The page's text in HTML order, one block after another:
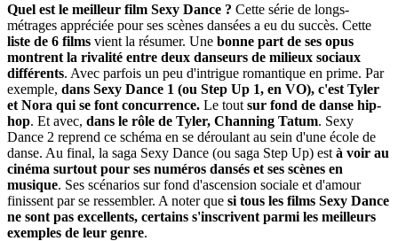
Quel est le meilleur film Sexy Dance ? Cette série de longs-
métrages appréciée pour ses scènes dansées a eu du succès. Cette
liste de 6 films vient la résumer. Une bonne part de ses opus
montrent la rivalité entre deux danseurs de milieux sociaux
différents. Avec parfois un peu d'intrigue romantique en prime. Par
exemple, dans Sexy Dance 1 (ou Step Up 1, en VO), c'est Tyler
et Nora qui se font concurrence. Le tout sur fond de danse hip-
hop. Et avec, dans le rôle de Tyler, Channing Tatum. Sexy
Dance 2 reprend ce schéma en se déroulant au sein d'une école de
danse. Au final, la saga Sexy Dance (ou saga Step Up) est à voir au
cinéma surtout pour ses numéros dansés et ses scènes en
musique. Ses scénarios sur fond d'ascension sociale et d'amour
finissent par se ressembler. A noter que si tous les films Sexy Dance
ne sont pas excellents, certains s'inscrivent parmi les meilleurs
exemples de leur genre.